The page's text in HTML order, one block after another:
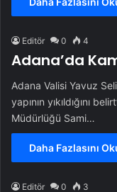
Editör 0 4
Adana’da
Adana Valisi Yavuz
yapının yıkıldığını
Müdürlüğü Sami…
Daha Fazlasını
Editör 0 3